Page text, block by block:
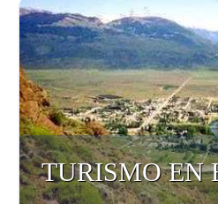
TURISMO EN